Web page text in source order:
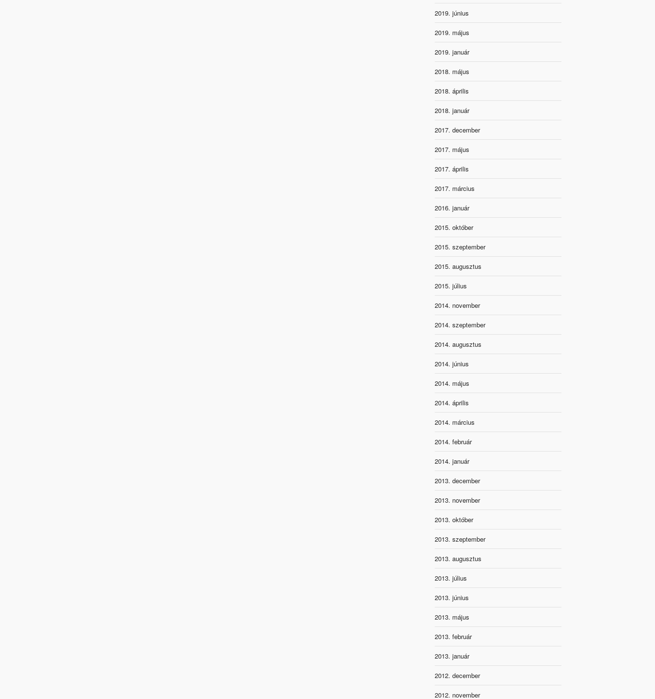
2019. június
2019. május
2019. január
2018. május
2018. április
2018. január
2017. december
2017. május
2017. április
2017. március
2016. január
2015. október
2015. szeptember
2015. augusztus
2015. július
2014. november
2014. szeptember
2014. augusztus
2014. június
2014. május
2014. április
2014. március
2014. február
2014. január
2013. december
2013. november
2013. október
2013. szeptember
2013. augusztus
2013. július
2013. június
2013. május
2013. február
2013. január
2012. december
2012. november